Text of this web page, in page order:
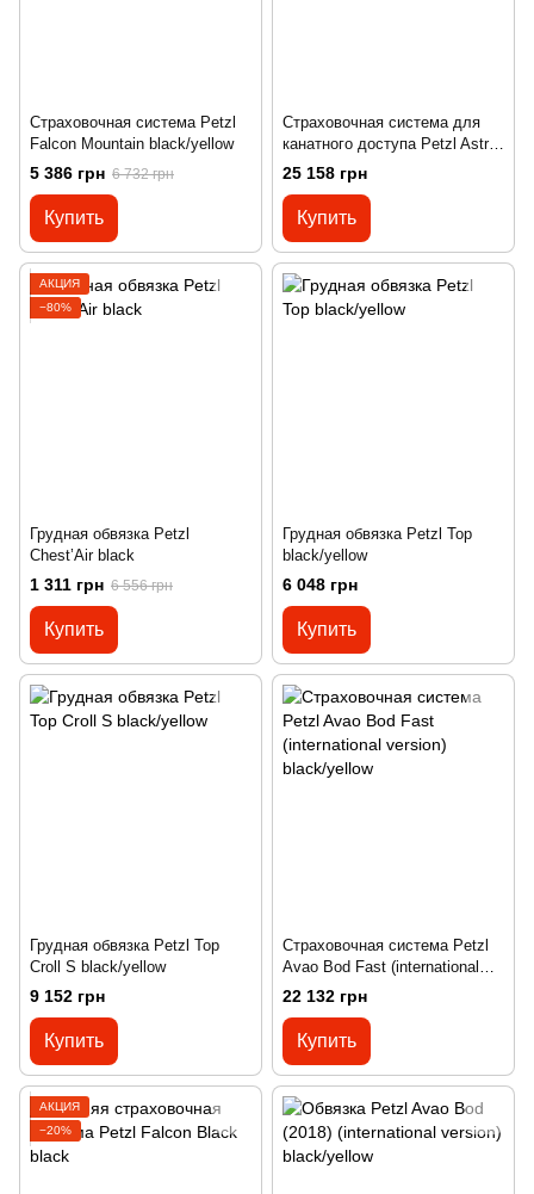
Страховочная система Petzl
Falcon Mountain black/yellow
5 386 грн 6 732 грн
Купить
Страховочная система для
канатного доступа Petzl Astro
Bod Fast (2019) black/yellow
25 158 грн
Купить
АКЦИЯ
−80%
Грудная обвязка Petzl
Chest’Air black
1 311 грн 6 556 грн
Купить
Грудная обвязка Petzl Top
black/yellow
6 048 грн
Купить
Грудная обвязка Petzl Top
Croll S black/yellow
9 152 грн
Купить
Страховочная система Petzl
Avao Bod Fast (international
version) black/yellow
22 132 грн
Купить
АКЦИЯ
−20%